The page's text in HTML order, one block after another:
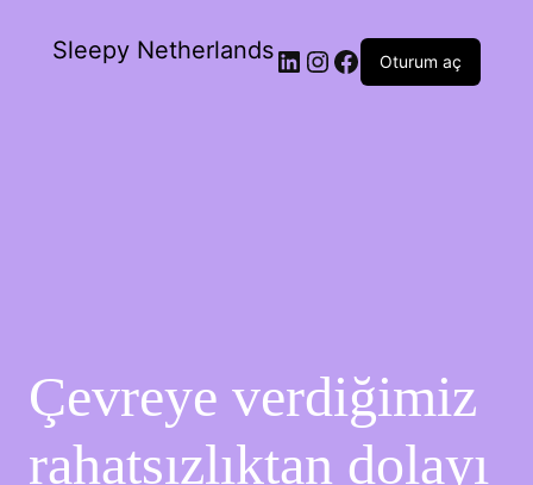
Sleepy Netherlands Oturum aç
Çevreye verdiğimiz
rahatsızlıktan dolayı